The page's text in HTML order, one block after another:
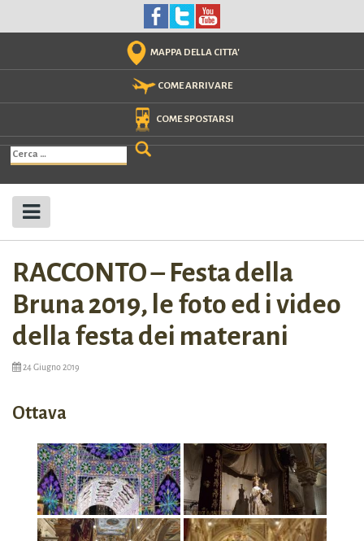
MAPPA DELLA CITTA'
COME ARRIVARE
COME SPOSTARSI
Ricerca
per:
RACCONTO – Festa della
Bruna 2019, le foto ed i video
della festa dei materani
24 Giugno 2019
Ottava